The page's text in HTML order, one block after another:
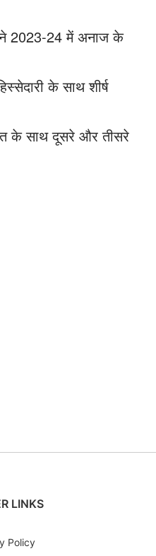
2023-24 में अनाज के
के साथ शीर्ष
के साथ दूसरे और तीसरे
LINKS
Policy